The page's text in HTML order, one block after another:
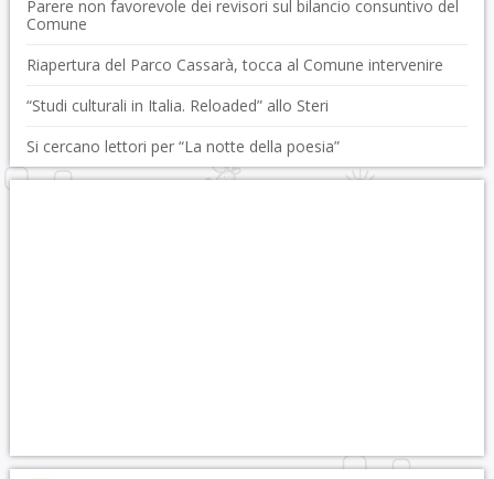
Parere non favorevole dei revisori sul bilancio consuntivo del
Comune
Riapertura del Parco Cassarà, tocca al Comune intervenire
“Studi culturali in Italia. Reloaded” allo Steri
Si cercano lettori per “La notte della poesia”